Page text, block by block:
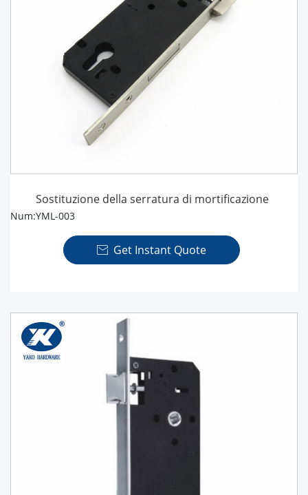
Sostituzione della serratura di mortificazione
Num:YML-003
 Get Instant Quote